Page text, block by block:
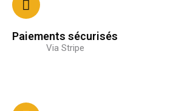
Paiements sécurisés
Via Stripe